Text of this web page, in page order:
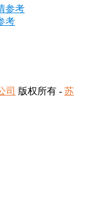
考
司 版权所有 - 苏